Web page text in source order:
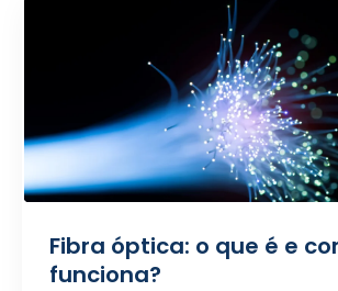
Fibra óptica: o que é e
funciona?